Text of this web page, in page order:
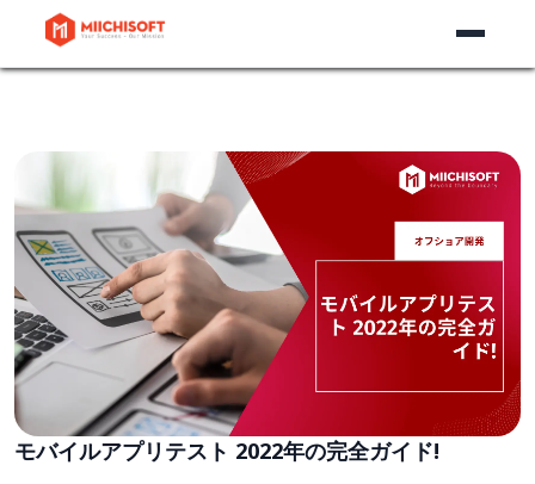
モバイルアプリテスト 2022年の完全ガイド!